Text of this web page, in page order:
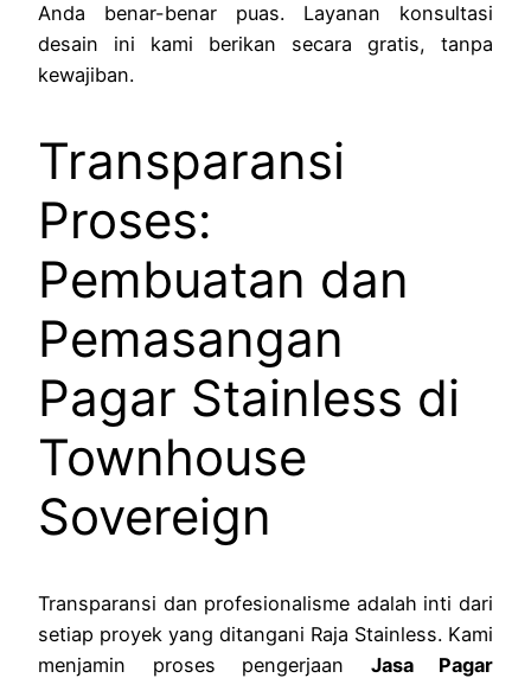
Anda benar-benar puas. Layanan konsultasi
desain ini kami berikan secara gratis, tanpa
kewajiban.
Transparansi
Proses:
Pembuatan dan
Pemasangan
Pagar Stainless di
Townhouse
Sovereign
Transparansi dan profesionalisme adalah inti dari
setiap proyek yang ditangani Raja Stainless. Kami
menjamin proses pengerjaan Jasa Pagar